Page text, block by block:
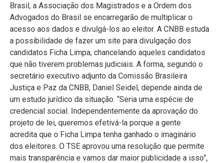
Brasil, a Associação dos Magistrados e a Ordem dos
Advogados do Brasil se encarregarão de multiplicar o
acesso aos dados e divulgá-los ao eleitor. A CNBB estuda
a possibilidade de fazer um site para divulgação dos
candidatos Ficha Limpa, chancelando aqueles candidatos
que não tiverem problemas judiciais. A forma, segundo o
secretário executivo adjunto da Comissão Brasileira
Justiça e Paz da CNBB, Daniel Seidel, depende ainda de
um estudo jurídico da situação. “Seria uma espécie de
credencial social. Independentemente da aprovação do
projeto de lei, queremos efetivá-la porque a gente
acredita que o Ficha Limpa tenha ganhado o imaginário
dos eleitores. O TSE aprovou uma resolução que permite
mais transparência e vamos dar maior publicidade a isso”,